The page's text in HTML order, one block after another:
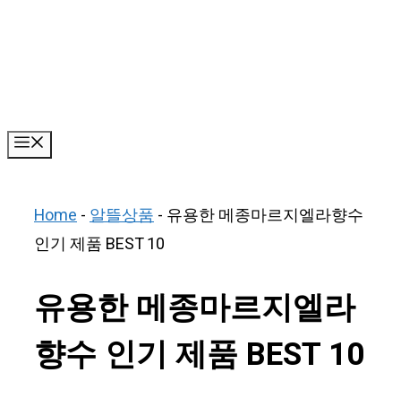
Home-알뜰상품- 유용한 메종마르지엘라향수
인기 제품 BEST 10
유용한 메종마르지엘라
향수 인기 제품 BEST 10